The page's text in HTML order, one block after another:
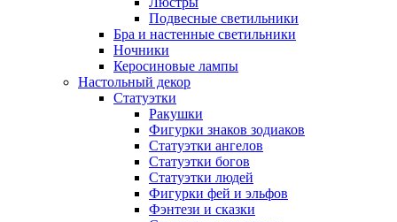
Подвесные светильники
Бра и настенные светильники
Ночники
Керосиновые лампы
Настольный декор
Статуэтки
Ракушки
Фигурки знаков зодиаков
Статуэтки ангелов
Статуэтки богов
Статуэтки людей
Фигурки фей и эльфов
Фэнтези и сказки